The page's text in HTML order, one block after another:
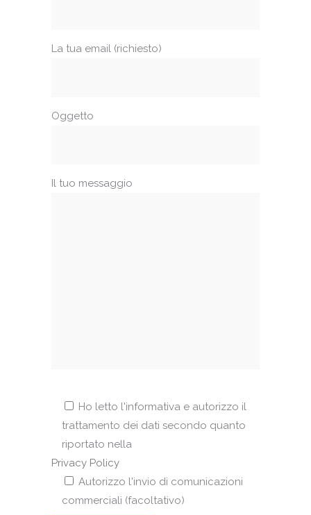
La tua email (richiesto)
Oggetto
Il tuo messaggio
Ho letto l'informativa e autorizzo il
trattamento dei dati secondo quanto
riportato nella
Privacy Policy
Autorizzo l'invio di comunicazioni
commerciali (facoltativo)